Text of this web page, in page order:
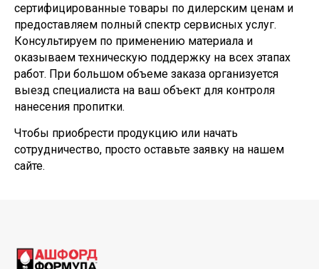
сертифицированные товары по дилерским ценам и
предоставляем полный спектр сервисных услуг.
Консультируем по применению материала и
оказываем техническую поддержку на всех этапах
работ. При большом объеме заказа организуется
выезд специалиста на ваш объект для контроля
нанесения пропитки.
Чтобы приобрести продукцию или начать
сотрудничество, просто оставьте заявку на нашем
сайте.